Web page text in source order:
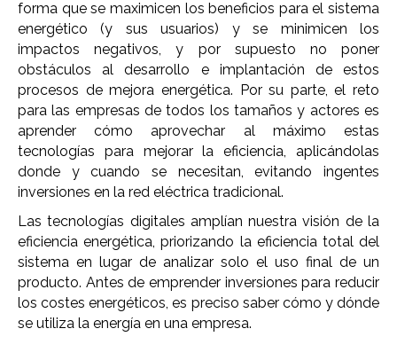
forma que se maximicen los beneficios para el sistema
energético (y sus usuarios) y se minimicen los
impactos negativos, y por supuesto no poner
obstáculos al desarrollo e implantación de estos
procesos de mejora energética. Por su parte, el reto
para las empresas de todos los tamaños y actores es
aprender cómo aprovechar al máximo estas
tecnologías para mejorar la eficiencia, aplicándolas
donde y cuando se necesitan, evitando ingentes
inversiones en la red eléctrica tradicional.
Las tecnologías digitales amplían nuestra visión de la
eficiencia energética, priorizando la eficiencia total del
sistema en lugar de analizar solo el uso final de un
producto. Antes de emprender inversiones para reducir
los costes energéticos, es preciso saber cómo y dónde
se utiliza la energía en una empresa.